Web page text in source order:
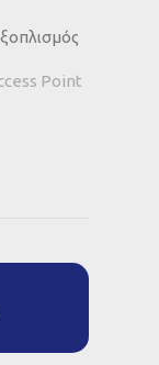
Point